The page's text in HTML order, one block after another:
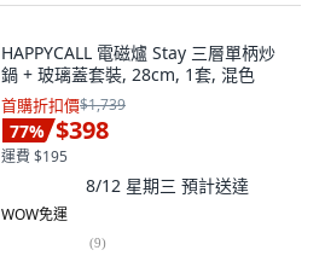
HAPPYCALL 電磁爐 Stay 三層單柄炒
鍋 + 玻璃蓋套裝, 28cm, 1套, 混色
首購折扣價$1,739
77% $398
運費 $195
8/12 星期三 預計送達
WOW免運
(9)